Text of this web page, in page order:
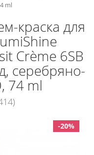
ml
краска для
Crème 6SB
серебряно-
74 ml
-20%